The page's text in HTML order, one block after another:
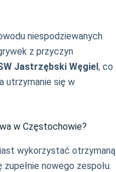
niespodziewanych
z przyczyn
Jastrzębski Węgiel, co
utrzymanie się w
w Częstochowie?
wykorzystać otrzymaną
nowego zespołu.